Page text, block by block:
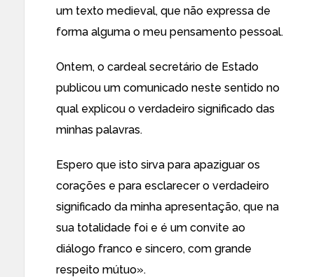
um texto medieval, que não expressa de
forma alguma o meu pensamento pessoal.
Ontem, o cardeal secretário de Estado
publicou um comunicado neste sentido no
qual explicou o verdadeiro significado das
minhas palavras.
Espero que isto sirva para apaziguar os
corações e para esclarecer o verdadeiro
significado da minha apresentação, que na
sua totalidade foi e é um convite ao
diálogo franco e sincero, com grande
respeito mútuo».